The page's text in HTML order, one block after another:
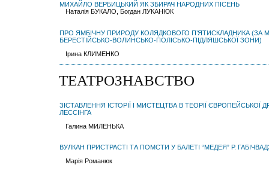
МИХАЙЛО ВЕРБИЦЬКИЙ ЯК ЗБИРАЧ НАРОДНИХ ПІСЕНЬ
Наталія БУКАЛО, Богдан ЛУКАНЮК
ПРО ЯМБІЧНУ ПРИРОДУ КОЛЯДКОВОГО П’ЯТИСКЛАДНИКА (ЗА
БЕРЕСТІЙСЬКО-ВОЛИНСЬКО-ПОЛІСЬКО-ПІДЛЯШСЬКОЇ ЗОНИ)
Ірина КЛИМЕНКО
ТЕАТРОЗНАВСТВО
ЗІСТАВЛЕННЯ ІСТОРІЇ І МИСТЕЦТВА В ТЕОРІЇ ЄВРОПЕЙСЬКОЇ
ЛЕССІНГА
Галина МИЛЕНЬКА
ВУЛКАН ПРИСТРАСТІ ТА ПОМСТИ У БАЛЕТІ “МЕДЕЯ” Р.
Марія Романюк